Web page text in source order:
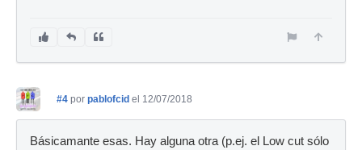
#4 por pablofcid el 12/07/2018
Básicamante esas. Hay alguna otra (p.ej. el Low cut sólo